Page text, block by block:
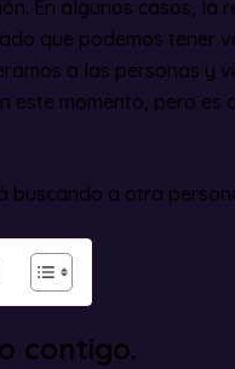
En algunos casos, la
que podemos tener
a las personas y
este momento, pero es
buscando a otra
contigo.